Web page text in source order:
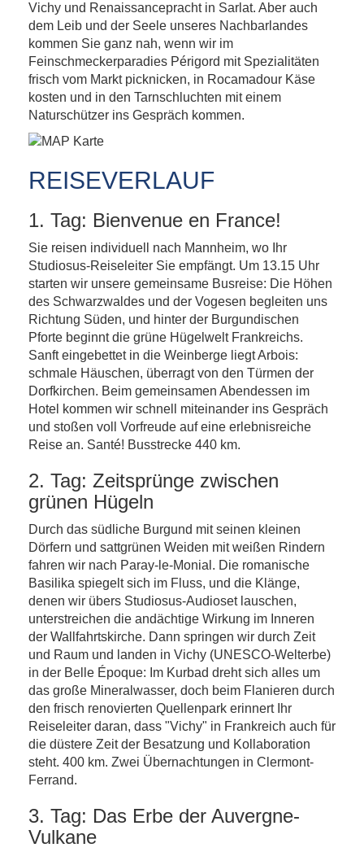
Vichy und Renaissancepracht in Sarlat. Aber auch
dem Leib und der Seele unseres Nachbarlandes
kommen Sie ganz nah, wenn wir im
Feinschmeckerparadies Périgord mit Spezialitäten
frisch vom Markt picknicken, in Rocamadour Käse
kosten und in den Tarnschluchten mit einem
Naturschützer ins Gespräch kommen.
REISEVERLAUF
1. Tag: Bienvenue en France!
Sie reisen individuell nach Mannheim, wo Ihr
Studiosus-Reiseleiter Sie empfängt. Um 13.15 Uhr
starten wir unsere gemeinsame Busreise: Die Höhen
des Schwarzwaldes und der Vogesen begleiten uns
Richtung Süden, und hinter der Burgundischen
Pforte beginnt die grüne Hügelwelt Frankreichs.
Sanft eingebettet in die Weinberge liegt Arbois:
schmale Häuschen, überragt von den Türmen der
Dorfkirchen. Beim gemeinsamen Abendessen im
Hotel kommen wir schnell miteinander ins Gespräch
und stoßen voll Vorfreude auf eine erlebnisreiche
Reise an. Santé! Busstrecke 440 km.
2. Tag: Zeitsprünge zwischen
grünen Hügeln
Durch das südliche Burgund mit seinen kleinen
Dörfern und sattgrünen Weiden mit weißen Rindern
fahren wir nach Paray-le-Monial. Die romanische
Basilika spiegelt sich im Fluss, und die Klänge,
denen wir übers Studiosus-Audioset lauschen,
unterstreichen die andächtige Wirkung im Inneren
der Wallfahrtskirche. Dann springen wir durch Zeit
und Raum und landen in Vichy (UNESCO-Welterbe)
in der Belle Époque: Im Kurbad dreht sich alles um
das große Mineralwasser, doch beim Flanieren durch
den frisch renovierten Quellenpark erinnert Ihr
Reiseleiter daran, dass "Vichy" in Frankreich auch für
die düstere Zeit der Besatzung und Kollaboration
steht. 400 km. Zwei Übernachtungen in Clermont-
Ferrand.
3. Tag: Das Erbe der Auvergne-
Vulkane